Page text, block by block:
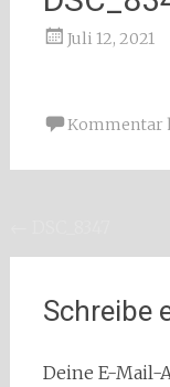
Juli 12, 2021
Kommentar
Schreibe
Deine E-Mail-